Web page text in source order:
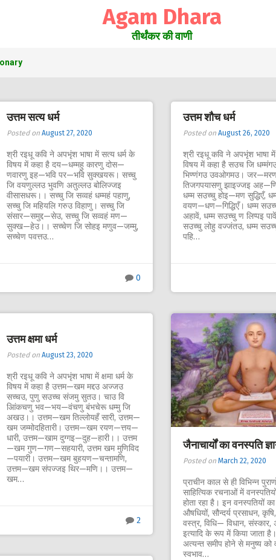
Agam Dhara
तीर्थंकर की वाणी
उत्तम सत्य धर्म
Posted on August 27, 2020
श्री रइधू कवि ने अपभृंश भाषा में सत्य धर्म के
विषय में कहा है दय—धम्महु कारणु दोस—
णवारणु इह—भवि पर—भवि सुक्खयरू। सच्चु
जि वयणुल्लउ भुवणि अतुल्लउ बोलिज्जइ
वीसासधरू।। सच्चु जि सव्वहं धम्महं पहाणु,
सच्चु जि महियलि गरुउ विहाणु। सच्चु जि
संसार—समुद्द—सेउ, सच्चु जि सव्वहं मण—
सुक्ख—हेउ।। सच्चेण जि सोहइ मणुव—जम्मु,
सच्चेण पवत्तउ…
0
उत्तम शौच धर्म
Posted on August 26, 2020
श्री रइधू कवि ने अपभृंश भाषा
विषय में कहा है सउच जि
भिण्णंगउ उवओगमउ।
तिजगपयासणु झाइज्जइ
धम्म सउच्चु होइ—मण सुद्धिएँ,
वयण—धण—गिद्धिएँ। धम्म
अहावें, धम्म सउच्चु ण लिप्पइ
सउच्चु लोहु वज्जंतउ, धम्म
पहि…
उत्तम क्षमा धर्म
Posted on August 23, 2020
श्री रइधू कवि ने अपभृंश भाषा में क्षमा धर्म के
विषय में कहा है उत्तम—खम मद्दउ अज्जउ
सच्चउ, पुणु सउच्च संजमु सुतउ। चाउ वि
आिंकचणु भव—भय—वंचणु बंभचेरू धम्मु जि
अखउ।। उत्तम—खम तिल्लोयहँ सारी, उत्तम—
खम जम्मोदहितारी। उत्तम—खम रयण—त्तय—
धारी, उत्तम—खाम दुग्गइ—दुह—हारी।। उत्तम
—खम गुण—गण—सहयारी, उत्तम खम मुणिविद
—पयारी। उत्तम—खम बुहयण—चन्तामणि,
उत्तम—खम संपज्जइ थिर—मणि।। उत्तम—
खम…
2
जैनाचार्यों का वनस्पति
Posted on March 22, 2020
प्राचीन काल से ही विभिन्न
साहित्यिक रचनाओं में
होता रहा है। इन वनस्पतियों
औषधियों, सौन्दर्य प्रसाधन,
वस्त्र, विधि— विधान, संस्कार,
इत्यादि के रूप में किया जाता
अत्यन्त समीप होने से मनुष्य को
स्वभाव…